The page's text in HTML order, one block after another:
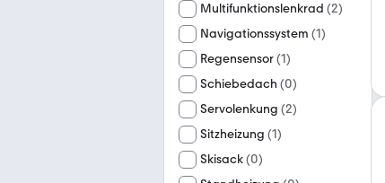
Multifunktionslenkrad (2)
Navigationssystem (1)
Regensensor(1)
Schiebedach (0)
Servolenkung (2)
Sitzheizung (1)
Skisack(0)